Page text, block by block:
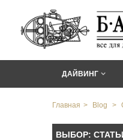
ДАЙВИНГ
Главная > Blog >
ВЫБОР: